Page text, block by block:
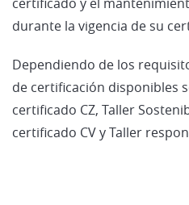
durante la vigencia de su
Dependiendo de los
de certificación disponibles
certificado CZ, Taller
certificado CV y Taller